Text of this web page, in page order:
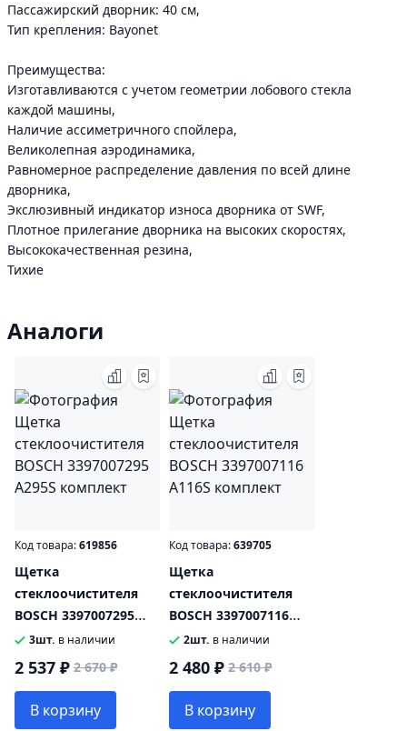
Пассажирский дворник: 40 см,
Тип крепления: Bayonet
Преимущества:
Изготавливаются с учетом геометрии лобового стекла
каждой машины,
Наличие ассиметричного спойлера,
Великолепная аэродинамика,
Равномерное распределение давления по всей длине
дворника,
Экслюзивный индикатор износа дворника от SWF,
Плотное прилегание дворника на высоких скоростях,
Высококачественная резина,
Тихие
Аналоги
Код товара:619856
Щетка
стеклоочистителя
BOSCH 3397007295
A295S комплект
3шт. в наличии
2 537 ₽ 2 670 ₽
В корзину
Код товара:639705
Щетка
стеклоочистителя
BOSCH 3397007116
A116S комплект
2шт. в наличии
2 480 ₽ 2 610 ₽
В корзину